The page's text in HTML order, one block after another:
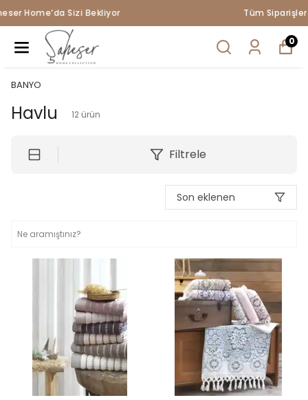
Tüm Siparişlerde Ücretsiz Kargo !
0
BANYO
Havlu 12 ürün
Filtrele
Son eklenen